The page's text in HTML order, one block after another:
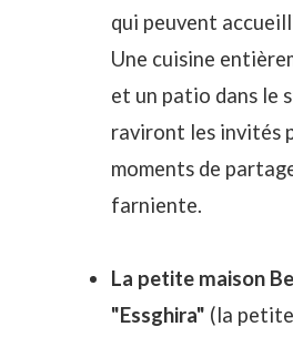
qui peuvent
Une cuisine
et un patio dans le
raviront les invités
moments de
farniente.
La petite maison
"Essghira" (la